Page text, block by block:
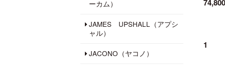
1
ーカム）
JAMES UPSHALL（アプシ
ャル）
JACONO（ヤコノ）